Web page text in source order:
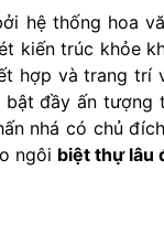
hệ thống hoa
kiến trúc khỏe
hợp và trang trí
đầy ấn tượng
nhá có chủ
ngôi biệt thự lâu